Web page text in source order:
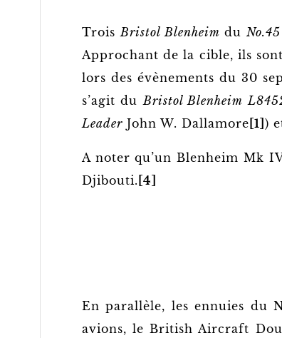
TroisBristol Blenheim du
Approchant de la cible, ils
lors des évènements du 30
s’agit duBristol Blenheim
Leader John W. Dallamore [1] )
A noter qu’un Blenheim Mk
Djibouti. [4]
En parallèle, les ennuies du
avions, le British Aircraft